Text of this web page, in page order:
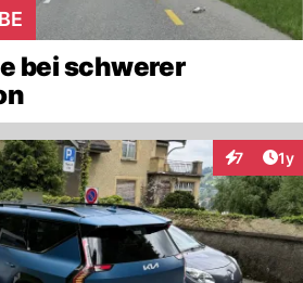
bei schwerer
7 1y